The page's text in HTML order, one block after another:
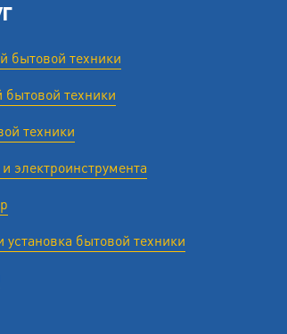
бытовой техники
техники
техники
электроинструмента
бытовой техники